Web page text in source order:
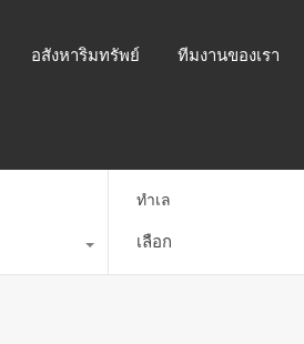
อสังหาริมทรัพย์ ทีมงานของเรา
ทำเล
เลือก